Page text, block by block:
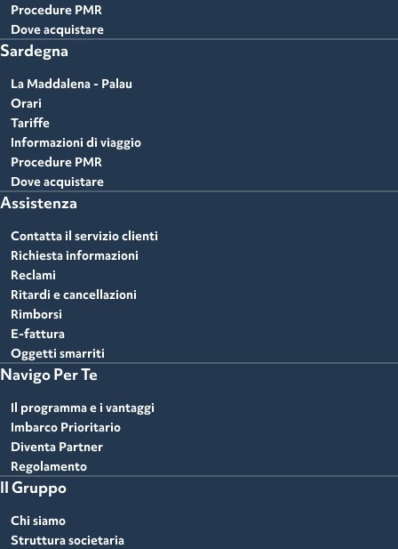
Procedure PMR
Dove acquistare
Sardegna
La Maddalena - Palau
Orari
Tariffe
Informazioni di viaggio
Procedure PMR
Dove acquistare
Assistenza
Contatta il servizio clienti
Richiesta informazioni
Reclami
Ritardi e cancellazioni
Rimborsi
E-fattura
Oggetti smarriti
Navigo Per Te
Il programma e i vantaggi
Imbarco Prioritario
Diventa Partner
Regolamento
Il Gruppo
Chi siamo
Struttura societaria